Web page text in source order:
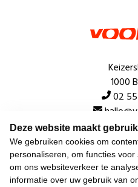
Deze website maakt
We gebruiken cookies om
personaliseren, om functies
om ons websiteverkeer te
informatie over uw gebruik van
1000
02
Over de